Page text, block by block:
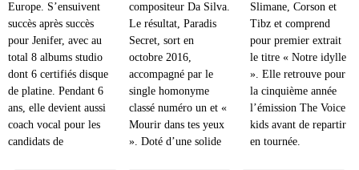
Europe. S’ensuivent
succès après succès
pour Jenifer, avec au
total 8 albums studio
dont 6 certifiés disque
de platine. Pendant 6
ans, elle devient aussi
coach vocal pour les
candidats de
compositeur Da Silva.
Le résultat, Paradis
Secret, sort en
octobre 2016,
accompagné par le
single homonyme
classé numéro un et «
Mourir dans tes yeux
». Doté d’une solide
Slimane, Corson et
Tibz et comprend
pour premier extrait
le titre « Notre idylle
». Elle retrouve pour
la cinquième année
l’émission The Voice
kids avant de repartir
en tournée.